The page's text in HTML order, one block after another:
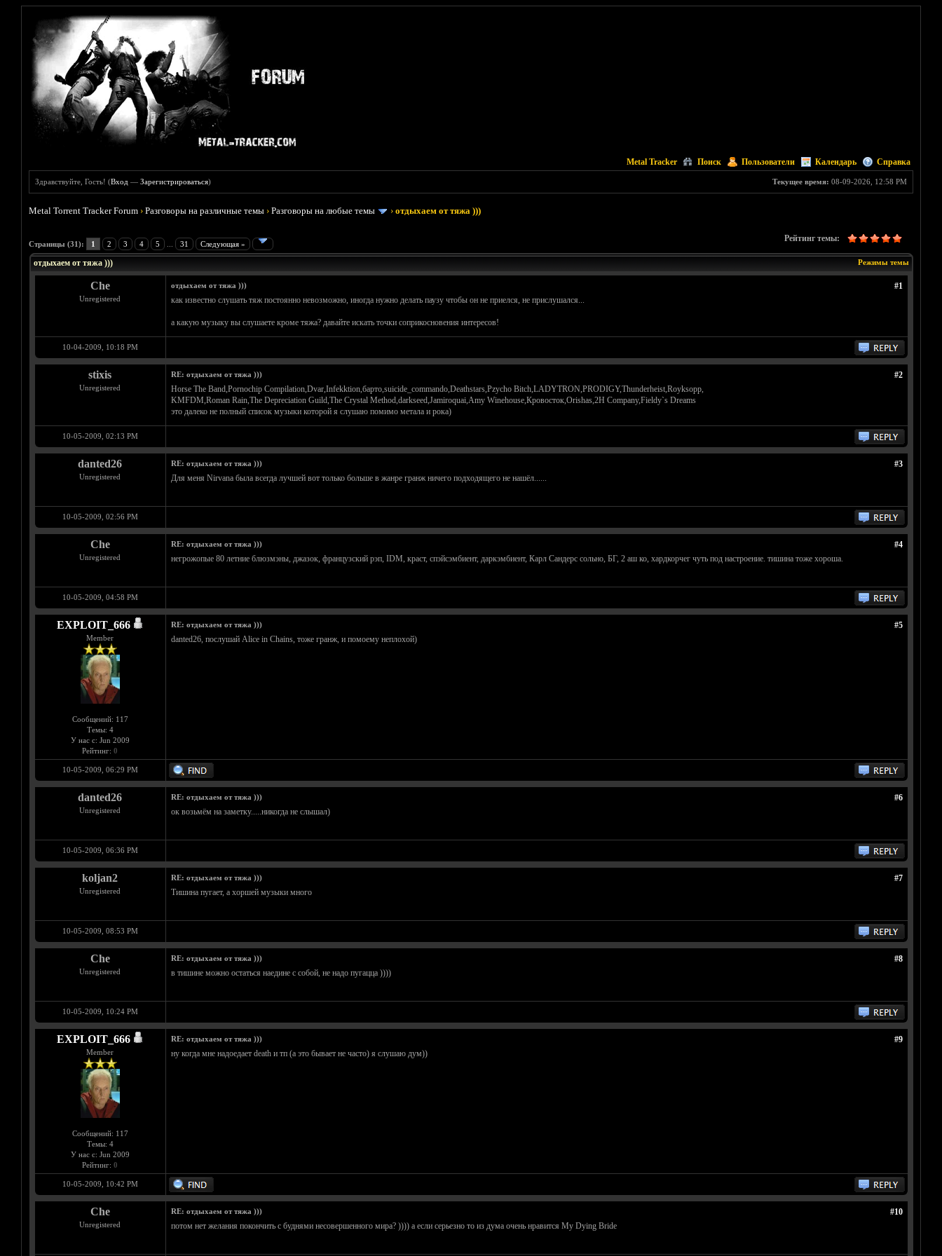
Metal Tracker Поиск Пользователи Календарь Справка
Текущее время: 08-09-2026, 12:58 PM
Здравствуйте, Гость! (Вход —Зарегистрироваться)
Metal Torrent Tracker Forum ›Разговоры на различные темы ›Разговоры на любые темы ›отдыхаем от тяжа )))
Страницы (31): 1 2 3 4 5 31 Следующая »
Рейтинг темы:
Голосов: 5 - Средняя оценка: 4.6
1
2
3
4
5
Режимы темы
отдыхаем от тяжа )))
Che
Unregistered
#1
отдыхаем от тяжа )))
как известно слушать тяж постоянно невозможно, иногда нужно делать паузу чтобы он не приелся, не прислушался...
а какую музыку вы слушаете кроме тяжа? давайте искать точки соприкосновения интересов!
10-04-2009, 10:18 PM
stixis
Unregistered
#2
RE: отдыхаем от тяжа )))
Horse The Band,Pornochip Compilation,Dvar,Infekktion,барто,suicide_commando,Deathstars,Pzycho Bitch,LADYTRON,PRODIGY,Thunderheist,Royksopp,
KMFDM,Roman Rain,The Depreciation Guild,The Crystal Method,darkseed,Jamiroquai,Amy Winehouse,Кровосток,Orishas,2H Company,Fieldy`s Dreams
это далеко не полный список музыки которой я слушаю помимо метала и рока)
10-05-2009, 02:13 PM
danted26
Unregistered
#3
RE: отдыхаем от тяжа )))
Для меня Nirvana была всегда лучшей вот только больше в жанре гранж ничего подходящего не нашёл......
10-05-2009, 02:56 PM
Che
Unregistered
#4
RE: отдыхаем от тяжа )))
негрожопые 80 летние блюзмэны, джазок, французский рэп, IDM, краст, спэйсэмбиент, даркэмбиент, Карл Сандерс сольно, БГ, 2 аш ко, хардкорчег чуть под настроение. тишина тоже хороша.
10-05-2009, 04:58 PM
EXPLOIT_666
Member
Сообщений: 117
Темы: 4
У нас с: Jun 2009
Рейтинг: 0
#5
RE: отдыхаем от тяжа )))
danted26, послушай Alice in Chains, тоже гранж, и помоему неплохой)
10-05-2009, 06:29 PM
danted26
Unregistered
#6
RE: отдыхаем от тяжа )))
ок возьмём на заметку.....никогда не слышал)
10-05-2009, 06:36 PM
koljan2
Unregistered
#7
RE: отдыхаем от тяжа )))
Тишина пугает, а хоршей музыки много
10-05-2009, 08:53 PM
Che
Unregistered
#8
RE: отдыхаем от тяжа )))
в тишине можно остаться наедине с собой, не надо пугацца ))))
10-05-2009, 10:24 PM
EXPLOIT_666
Member
Сообщений: 117
Темы: 4
У нас с: Jun 2009
Рейтинг: 0
#9
RE: отдыхаем от тяжа )))
ну когда мне надоедает death и тп (а это бывает не часто) я слушаю дум))
10-05-2009, 10:42 PM
Che
Unregistered
#10
RE: отдыхаем от тяжа )))
потом нет желания покончить с буднями несовершенного мира? )))) а если серьезно то из дума очень нравится My Dying Bride